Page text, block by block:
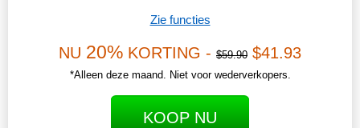
Zie functies
NU 20% KORTING - $59.90 $41.93
*Alleen deze maand. Niet voor wederverkopers.
KOOP NU